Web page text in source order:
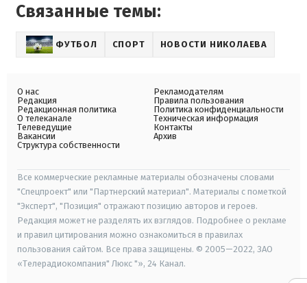
Связанные темы:
ФУТБОЛ СПОРТ НОВОСТИ НИКОЛАЕВА
О нас
Редакция
Редакционная политика
О телеканале
Телеведущие
Вакансии
Структура собственности
Рекламодателям
Правила пользования
Политика конфиденциальности
Техническая информация
Контакты
Архив
Все коммерческие рекламные материалы обозначены словами
"Спецпроект" или "Партнерский материал". Материалы с пометкой
"Эксперт", "Позиция" отражают позицию авторов и героев.
Редакция может не разделять их взглядов. Подробнее о рекламе
и правил цитирования можно ознакомиться в правилах
пользования сайтом. Все права защищены. © 2005—2022, ЗАО
«Телерадиокомпания" Люкс "», 24 Канал.